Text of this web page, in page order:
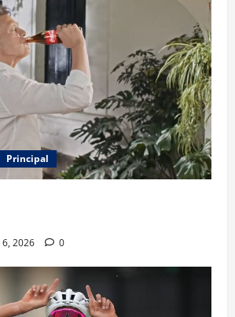
Principal
2026 0